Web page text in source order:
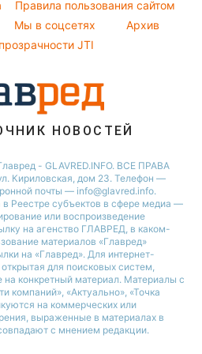
Правила пользования сайтом
Мы в соцсетях
Архив
JTI
НОВОСТЕЙ
- GLAVRED.INFO. ВСЕ ПРАВА
Кириловская, дом 23. Телефон —
почты — info@glavred.info.
Реестре cубъектов в сфере медиа —
или воспроизведение
на агенство ГЛАВРЕД, в каком-
материалов «Главред»
на «Главред». Для интернет-
для поисковых систем,
конкретный материал. Материалы с
компаний», «Актуально», «Точка
на коммерческих или
выраженные в материалах в
с мнением редакции.